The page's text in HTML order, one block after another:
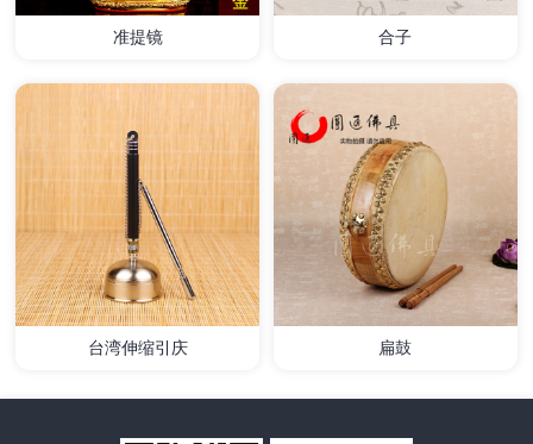
详情
准提镜
详情
合子
台湾伸缩引庆 扁鼓